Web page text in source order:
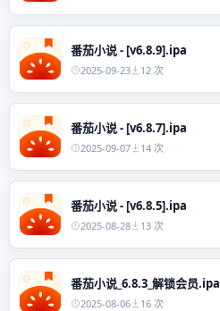
番茄小说 - [v6.8.9].ipa
2025-09-23 12 次
番茄小说 - [v6.8.7].ipa
2025-09-07 14 次
番茄小说 - [v6.8.5].ipa
2025-08-28 13 次
番茄小说_6.8.3_解锁会员.ipa
2025-08-06 16 次